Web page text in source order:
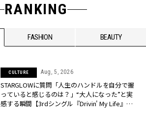
RANKING
FASHION BEAUTY
CULTURE Aug, 5, 2026
STARGLOWに質問「人生のハンドルを自分で握
っていると感じるのは？」“大️人になった”と実
感する瞬間【3rdシングル『Drivin' My Life』発